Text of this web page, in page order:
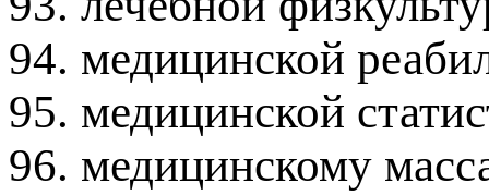
94. медицинской
95. медицинской
96. медицинскому